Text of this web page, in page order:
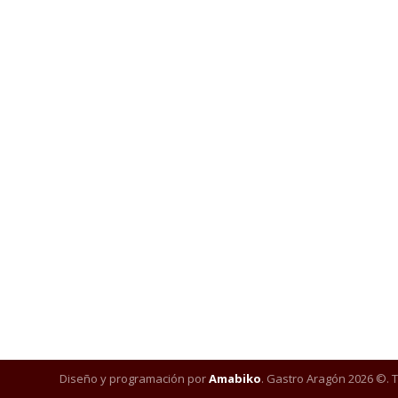
Diseño y programación porAmabiko. Gastro Aragón 2026 ©.